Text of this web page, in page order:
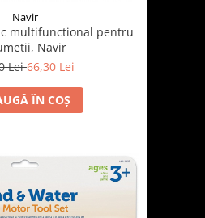
Navir
multifunctional pentru
Navir
Lei66,30 Lei
ÎN COȘ